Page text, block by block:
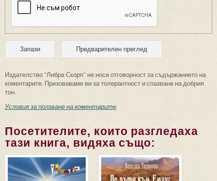
Издателство "Либра Скорп" не носи отговорност за съдържанието на
коментарите. Призоваваме ви за толерантност и спазване на добрия
тон.
Условия за ползване на коментарите
Посетителите, които разгледаха
тази книга, видяха също: